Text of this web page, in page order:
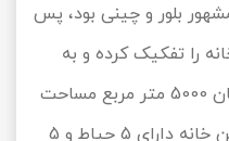
بلور و چینی بود، پس
را تفکیک کرده و به
چند نفر فروختند. خانه‌ی عباسیان 5000 متر مربع مساحت
و 7000 متر مربع زیر بنا دارد، این خانه دارای 5 حیاط و 5